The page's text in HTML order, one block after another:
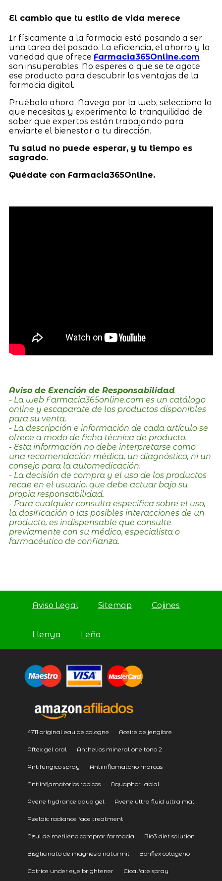
El cambio que tu estilo de vida merece
Ir físicamente a la farmacia está pasando a ser
una tarea del pasado. La eficiencia, el ahorro y la
variedad que ofrece Farmacia365Online.com
son insuperables. No esperes a que se te agote
ese producto para descubrir las ventajas de la
farmacia digital.
Pruébalo ahora. Navega por la web, selecciona lo
que necesitas y experimenta la tranquilidad de
saber que expertos están trabajando para
enviarte el bienestar a tu dirección.
Tu salud no puede esperar, y tu tiempo es
sagrado.
Quédate con Farmacia365Online.
Aviso de Exención de Responsabilidad
- La web Farmacia365online.com es un catálogo
online y escaparate de los productos disponibles
para su venta.
- La descripción e información de cada artículo se
ofrece a modo de ficha técnica de producto.
- Esta información no debe interpretarse como
una recomendación médica, un diagnóstico, ni un
consejo para la automedicación.
- La decisión de compra y el uso de los productos
recae en el usuario, que debe actuar bajo su
propia responsabilidad.
- Para cualquier consulta específica sobre el uso,
la dosificación o las posibles interacciones de un
producto, es indispensable que consulte
previamente con su médico, especialista o
farmacéutico de confianza.
Aviso Legal Sitemap Cojines
Llenya Leña
4711 original eau de cologne Aceite de jengibre
Aftex gel oral Anthelios mineral one tono 2
Antifungico spray Antiinflamatorio marcas
Antiinflamatorios topicos Aquaphor labial
Avene hydrance aqua gel Avene ultra fluid ultra mat
Azelaic radiance face treatment
Azul de metileno comprar farmacia Bio3 diet solution
Bisglicinato de magnesio naturmil Bonflex colageno
Catrice under eye brightener Cicalfate spray